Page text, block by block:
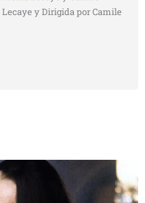
y Dirigida por Camile